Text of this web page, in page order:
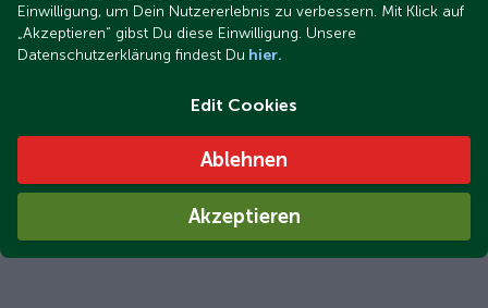
Einwilligung, um Dein Nutzererlebnis zu verbessern. Mit Klick auf
„Akzeptieren“ gibst Du diese Einwilligung. Unsere
Datenschutzerklärung findest Du hier.
Edit Cookies
Ablehnen
Akzeptieren